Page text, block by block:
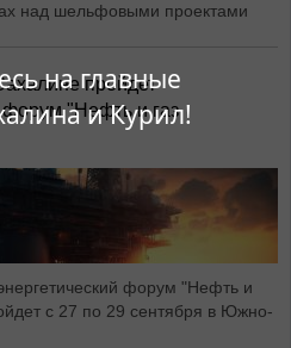
на главные
и Курил!
над шельфовыми проектами
пройдет
форум "Нефть и газ
форум "Нефть и
с 27 по 29 сентября в Южно-